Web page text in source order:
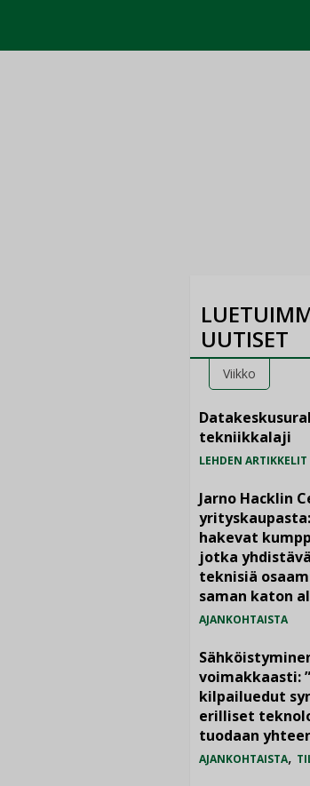
UUTISET
Viikko
tekniikkalaji
LEHDEN ARTIKKELIT
Jarno Hacklin
hakevat
jotka
teknisiä
saman katon
AJANKOHTAISTA
voimakkaasti:
kilpailuedut
erilliset
tuodaan
AJANKOHTAISTA,